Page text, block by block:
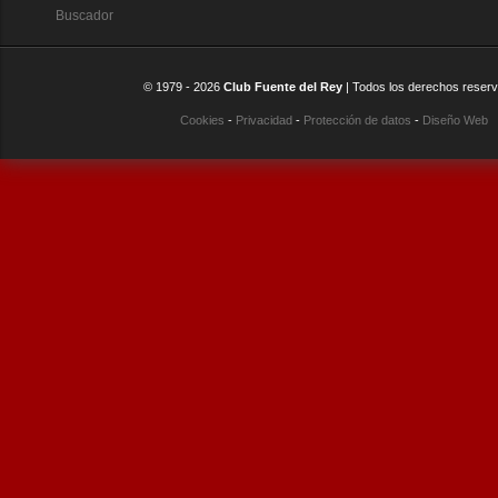
Buscador
© 1979 - 2026 Club Fuente del Rey| Todos los derechos
Cookies - Privacidad - Protección de datos - Diseño Web